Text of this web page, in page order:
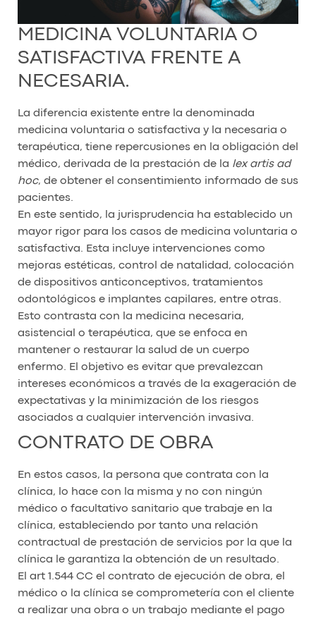
MEDICINA VOLUNTARIA O
SATISFACTIVA FRENTE A
NECESARIA.
La diferencia existente entre la denominada
medicina voluntaria o satisfactiva y la necesaria o
terapéutica, tiene repercusiones en la obligación del
médico, derivada de la prestación de la lex artis ad
hoc, de obtener el consentimiento informado de sus
pacientes.
En este sentido, la jurisprudencia ha establecido un
mayor rigor para los casos de medicina voluntaria o
satisfactiva. Esta incluye intervenciones como
mejoras estéticas, control de natalidad, colocación
de dispositivos anticonceptivos, tratamientos
odontológicos e implantes capilares, entre otras.
Esto contrasta con la medicina necesaria,
asistencial o terapéutica, que se enfoca en
mantener o restaurar la salud de un cuerpo
enfermo. El objetivo es evitar que prevalezcan
intereses económicos a través de la exageración de
expectativas y la minimización de los riesgos
asociados a cualquier intervención invasiva.
CONTRATO DE OBRA
En estos casos, la persona que contrata con la
clínica, lo hace con la misma y no con ningún
médico o facultativo sanitario que trabaje en la
clínica, estableciendo por tanto una relación
contractual de prestación de servicios por la que la
clínica le garantiza la obtención de un resultado.
El art 1.544 CC el contrato de ejecución de obra, el
médico o la clínica se comprometería con el cliente
a realizar una obra o un trabajo mediante el pago